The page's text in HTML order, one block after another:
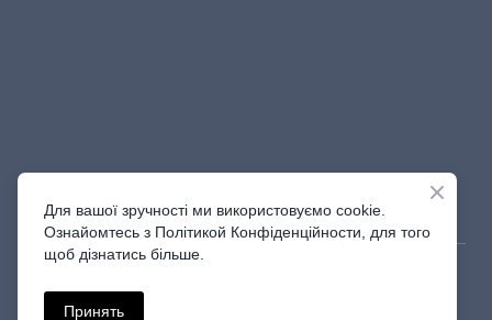
© Created by Shine_Studio | 2023
Для вашої зручності ми використовуємо cookie.
Ознайомтесь з Політикой Конфіденційности, для того
щоб дізнатись більше.
Принять